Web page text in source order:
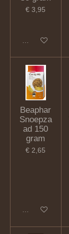
€ 3,95
In winkelwagen
Beaphar
Snoepza
ad 150
gram
€ 2,65
In winkelwagen